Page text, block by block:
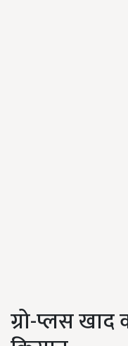
ग्रो-प्लस